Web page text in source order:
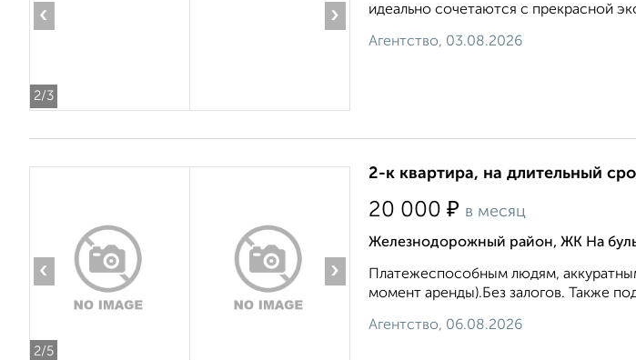
2/3
‹ ›
идеально сочетаются с прекрасной
Агентство, 03.08.2026
2/5
‹ ›
2-к квартира, на длительный
20 000 ₽ в месяц
Железнодорожный район, ЖК На
Платежеспособным людям,
момент аренды).Без залогов. Также
Агентство, 06.08.2026